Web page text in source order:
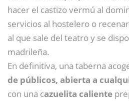
hacer el castizo vermú al
servicios al hostelero o
al que sale del teatro y se
madrileña.
En definitiva, una taberna
de públicos, abierta a
con una cazuelita caliente